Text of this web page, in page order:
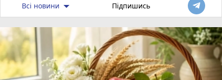
Всі новини Підпишись